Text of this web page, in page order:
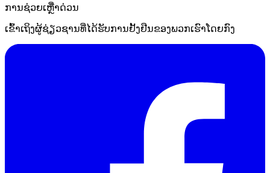
ການຊ່ວຍເຫຼືໍາດ່ວນ
ເຂົ້າເຖິງຜູ້ຊ່ຽວຊານທີ່ໄດ້ຮັບການຢັ້ງຢືນຂອງພວກເຮົາໂດຍກົງ